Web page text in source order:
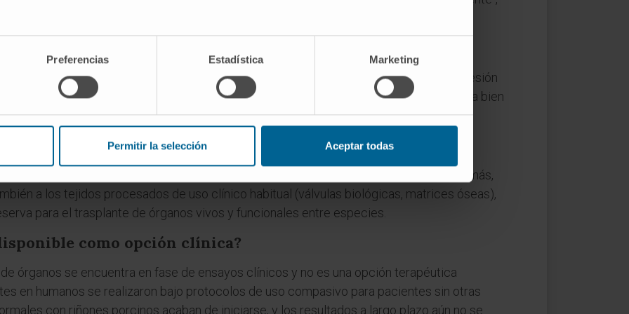
Preferencias Estadística Marketing
Permitir la selección Aceptar todas
no otro animal?
de los órganos comparable al humano, fisiología similar en parámetros clave (presión
reproductiva que permite obtener animales en cantidades suficientes, genoma bien
genética, y menor conflicto ético que el uso de primates no humanos.
que xenoinjerto?
(el tejido o el órgano). El xenotrasplante es el procedimiento de implantarlo. Además,
a los tejidos procesados de uso clínico habitual (válvulas biológicas, matrices óseas),
para el trasplante de órganos vivos y funcionales entre especies.
como opción clínica?
órganos se encuentra en fase de ensayos clínicos y no es una opción terapéutica
en humanos se realizaron bajo protocolos de uso compasivo para pacientes sin otras
con riñones porcinos acaban de iniciarse, y los resultados a largo plazo aún no se